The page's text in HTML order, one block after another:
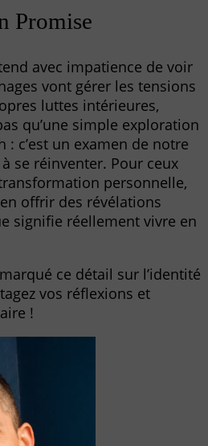
Promise
avec impatience de voir
vont gérer les tensions
luttes intérieures,
qu’une simple exploration
: c’est un examen de notre
se réinventer. Pour ceux
personnelle,
offrir des révélations
signifie réellement vivre en
ce détail sur l’identité
vos réflexions et
!